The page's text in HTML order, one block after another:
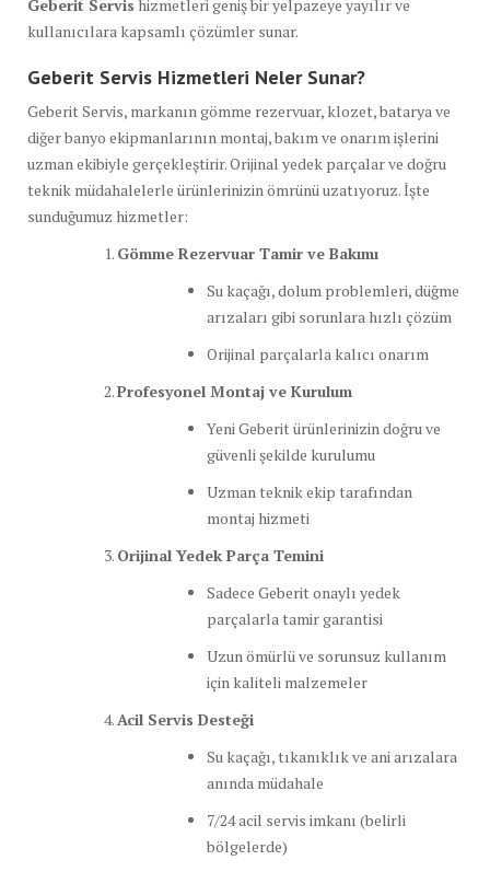
Geberit Servis hizmetleri geniş bir yelpazeye yayılır ve
kullanıcılara kapsamlı çözümler sunar.
Geberit Servis Hizmetleri Neler Sunar?
Geberit Servis, markanın gömme rezervuar, klozet, batarya ve
diğer banyo ekipmanlarının montaj, bakım ve onarım işlerini
uzman ekibiyle gerçekleştirir. Orijinal yedek parçalar ve doğru
teknik müdahalelerle ürünlerinizin ömrünü uzatıyoruz. İşte
sunduğumuz hizmetler:
Gömme Rezervuar Tamir ve Bakımı
Su kaçağı, dolum problemleri, düğme
arızaları gibi sorunlara hızlı çözüm
Orijinal parçalarla kalıcı onarım
Profesyonel Montaj ve Kurulum
Yeni Geberit ürünlerinizin doğru ve
güvenli şekilde kurulumu
Uzman teknik ekip tarafından
montaj hizmeti
Orijinal Yedek Parça Temini
Sadece Geberit onaylı yedek
parçalarla tamir garantisi
Uzun ömürlü ve sorunsuz kullanım
için kaliteli malzemeler
Acil Servis Desteği
Su kaçağı, tıkanıklık ve ani arızalara
anında müdahale
7/24 acil servis imkanı (belirli
bölgelerde)